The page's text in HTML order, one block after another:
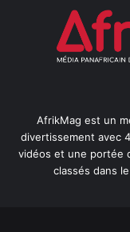
AfrikMag est un
divertissement avec
vidéos et une portée
classés dans